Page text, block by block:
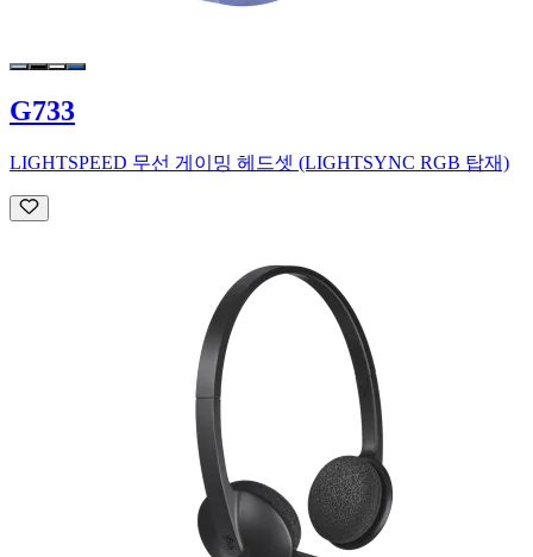
G733
LIGHTSPEED 무선 게이밍 헤드셋 (LIGHTSYNC RGB 탑재)